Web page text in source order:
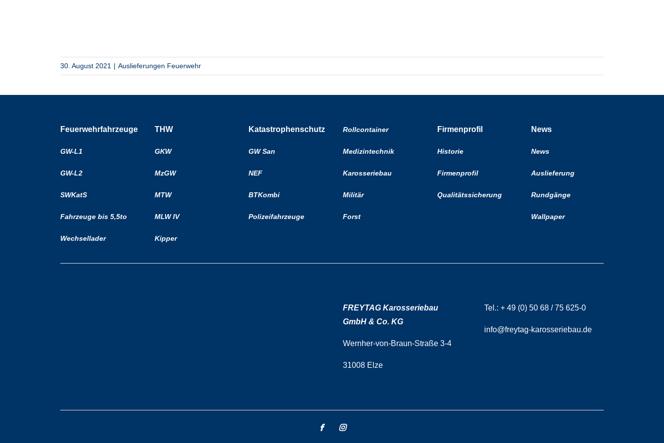
30. August 2021 | Auslieferungen Feuerwehr
Feuerwehrfahrzeuge
GW-L1
GW-L2
SWKatS
Fahrzeuge bis 5,5to
Wechsellader
THW
GKW
MzGW
MTW
MLW IV
Kipper
Katastrophenschutz
GW San
NEF
BTKombi
Polizeifahrzeuge
Rollcontainer
Medizintechnik
Karosseriebau
Militär
Forst
Firmenprofil
Historie
Firmenprofil
Qualitätssicherung
News
News
Auslieferung
Rundgänge
Wallpaper
FREYTAG Karosseriebau
GmbH & Co. KG
Wernher-von-Braun-Straße 3-4
31008 Elze
Tel.: + 49 (0) 50 68 / 75 625-0
info@freytag-karosseriebau.de